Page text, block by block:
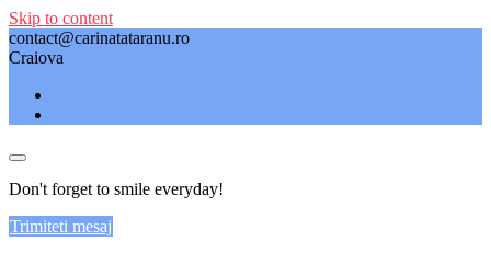
Skip to content
contact@carinatataranu.ro
Craiova
Don't forget to smile everyday!
Trimiteti mesaj